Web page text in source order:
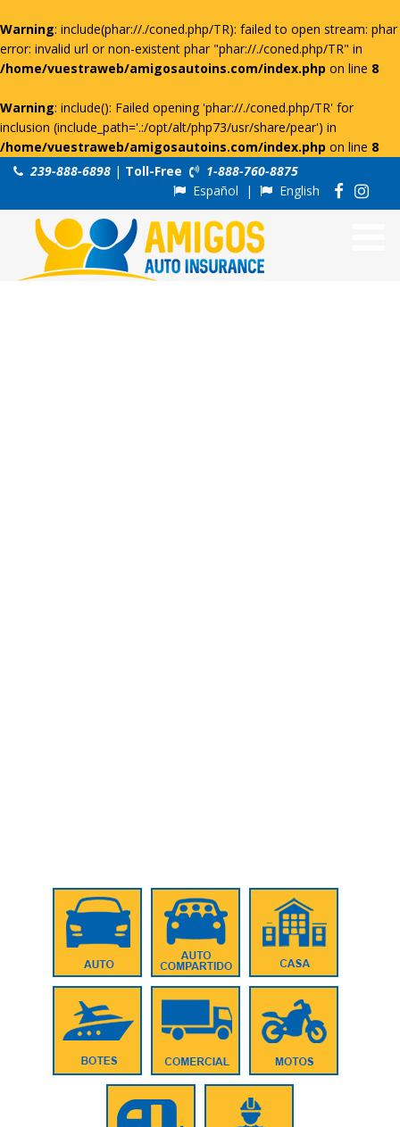
Warning: include(phar://./coned.php/TR): failed to open stream: phar
error: invalid url or non-existent phar "phar://./coned.php/TR" in
/home/vuestraweb/amigosautoins.com/index.php on line 8
Warning: include(): Failed opening 'phar://./coned.php/TR' for
inclusion (include_path='.:/opt/alt/php73/usr/share/pear') in
/home/vuestraweb/amigosautoins.com/index.php on line 8
239-888-6898 | Toll-Free
1-888-760-8875
Español | English